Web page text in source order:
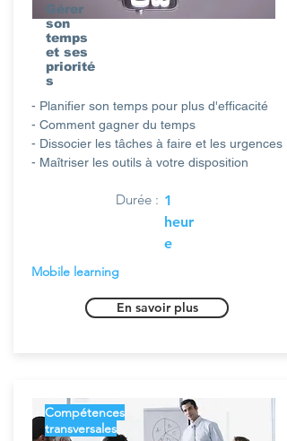
Gérer
son
temps
et ses
priorité
s
- Planifier son temps pour plus d'efficacité
- Comment gagner du temps
- Dissocier les tâches à faire et les urgences
- Maîtriser les outils à votre disposition
Durée : 1
heur
e
Mobile learning
En savoir plus
Compétences
transversales